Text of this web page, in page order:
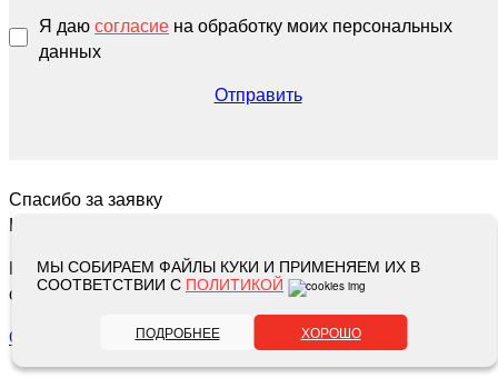
Я даюсогласие на обработку моих персональных
данных
Отправить
Спасибо за заявку
Номер заявки
Наши специалисты
свяжутся с вами в ближайшее время
Отлично!
МЫ СОБИРАЕМ ФАЙЛЫ КУКИ И ПРИМЕНЯЕМ ИХ В
СООТВЕТСТВИИ С ПОЛИТИКОЙ
ПОДРОБНЕЕ ХОРОШО